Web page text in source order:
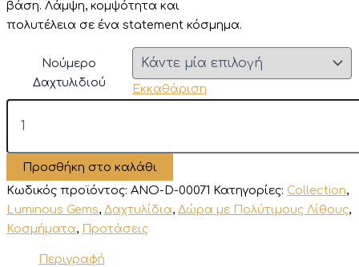
βάση. Λάμψη, κομψότητα και
πολυτέλεια σε ένα statement κόσμημα.
Νούμερο
Δαχτυλιδιού
Εκκαθάριση
"Imperial
Blue"
Δαχτυλίδι
Lapis
ποσότητα
Προσθήκη στο καλάθι
Κωδικός προϊόντος: ANO-D-00071 Κατηγορίες: Collection,
Luminous Gems, Δαχτυλίδια, Δώρα με Πολύτιμους Λίθους,
Κοσμήματα, Προτάσεις
Περιγραφή